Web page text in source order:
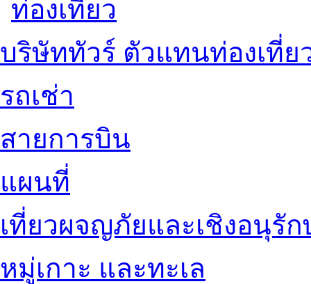
บริษัททัวร์ ตัวแทนท่องเที่ย
รถเช่า
สายการบิน
แผนที่
เที่ยวผจญภัยและเชิงอนุรัก
หมู่เกาะ และทะเล